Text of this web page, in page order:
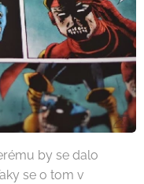
by se dalo
se o tom v